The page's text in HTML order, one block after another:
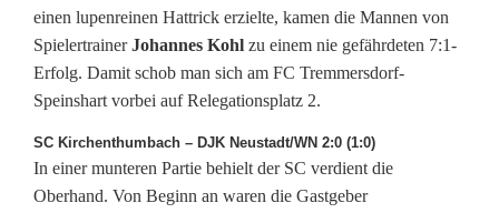
n
O
s
t
g
einen lupenreinen Hattrick erzielte, kamen die Mannen von
SpielertrainerJohannes Kohl zu einem nie gefährdeten 7:1-
Erfolg. Damit schob man sich am FC Tremmersdorf-
Speinshart vorbei auf Relegationsplatz 2.
SC Kirchenthumbach – DJK Neustadt/WN 2:0 (1:0)
In einer munteren Partie behielt der SC verdient die
Oberhand. Von Beginn an waren die Gastgeber